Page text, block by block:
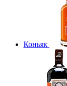
Коньяк